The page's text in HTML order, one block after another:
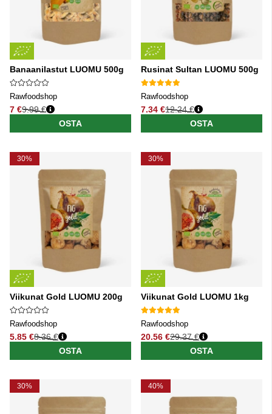
Banaanilastut LUOMU 500g
Rawfoodshop
7 €
Normaali hinta
9.99 €
OSTA
Rusinat Sultan LUOMU 500g
Rawfoodshop
7.34 €
Normaali hinta
12.24 €
OSTA
30%
Viikunat Gold LUOMU 200g
Rawfoodshop
5.85 €
Normaali hinta
8.36 €
OSTA
30%
Viikunat Gold LUOMU 1kg
Rawfoodshop
20.56 €
Normaali hinta
29.37 €
OSTA
30% 40%